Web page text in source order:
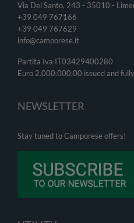
Via Del Santo, 243 - 35010 -
+39 049 767166
+39 049 767629
info@camporese.it
Partita Iva IT03429400280
Euro 2.000.000,00 issued and
NEWSLETTER
Stay tuned to Camporese offers!